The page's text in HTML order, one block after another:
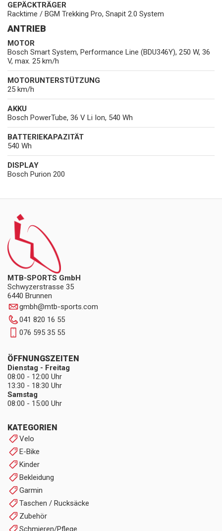
GEPÄCKTRÄGER
Racktime / BGM Trekking Pro, Snapit 2.0 System
ANTRIEB
MOTOR
Bosch Smart System, Performance Line (BDU346Y), 250 W, 36
V, max. 25 km/h
MOTORUNTERSTÜTZUNG
25 km/h
AKKU
Bosch PowerTube, 36 V Li Ion, 540 Wh
BATTERIEKAPAZITÄT
540 Wh
DISPLAY
Bosch Purion 200
MTB-SPORTS GmbH
Schwyzerstrasse 35
6440 Brunnen
gmbh@mtb-sports.com
041 820 16 55
076 595 35 55
KATEGORIEN
Velo
E-Bike
Kinder
Bekleidung
Garmin
Taschen / Rucksäcke
Zubehör
Schmieren/Pflege
ÖFFNUNGSZEITEN
Dienstag - Freitag
08:00 - 12:00 Uhr
13:30 - 18:30 Uhr
Samstag
08:00 - 15:00 Uhr